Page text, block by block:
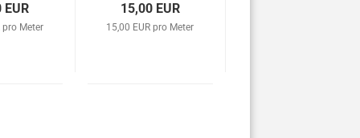
EUR
pro Meter
15,00 EUR
15,00 EUR pro Meter